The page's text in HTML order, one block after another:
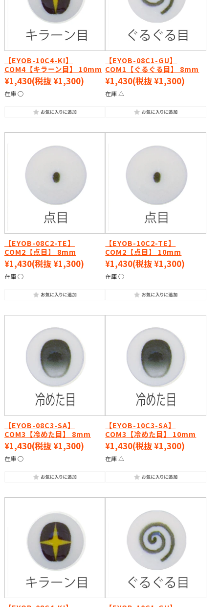
【EYOB-10C4-KI】
COM4【キラーン目】 10mm
¥1,430(税抜 ¥1,300)
在庫 ○
【EYOB-08C1-GU】
COM1【ぐるぐる目】 8mm
¥1,430(税抜 ¥1,300)
在庫 △
【EYOB-08C2-TE】
COM2【点目】 8mm
¥1,430(税抜 ¥1,300)
在庫 ○
【EYOB-10C2-TE】
COM2【点目】 10mm
¥1,430(税抜 ¥1,300)
在庫 ○
【EYOB-08C3-SA】
COM3【冷めた目】 8mm
¥1,430(税抜 ¥1,300)
在庫 ○
【EYOB-10C3-SA】
COM3【冷めた目】 10mm
¥1,430(税抜 ¥1,300)
在庫 △